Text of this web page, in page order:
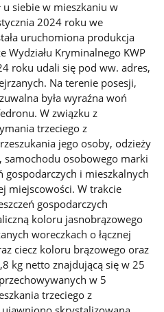
u siebie w mieszkaniu w
2024 roku we
uruchomiona produkcja
Wydziału Kryminalnego KWP
roku udali się pod ww. adres,
Na terenie posesji,
była wyraźna woń
W związku z
trzeciego z
jego osoby, odzieży
osobowego marki
gospodarczych i mieszkalnych
miejscowości. W trakcie
gospodarczych
koloru jasnobrązowego
woreczkach o łącznej
ciecz koloru brązowego oraz
kg netto znajdującą się w 25
w 5
trzeciego z